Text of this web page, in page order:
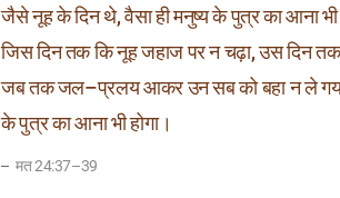
जैसे नूह के दिन थे, वैसा ही मनुष्य के पुत्र का आना
जिस दिन तक कि नूह जहाज पर न चढ़ा, उस दिन
जब तक जल–प्रलय आकर उन सब को बहा न ले
के पुत्र का आना भी होगा।
मत 24:37–39